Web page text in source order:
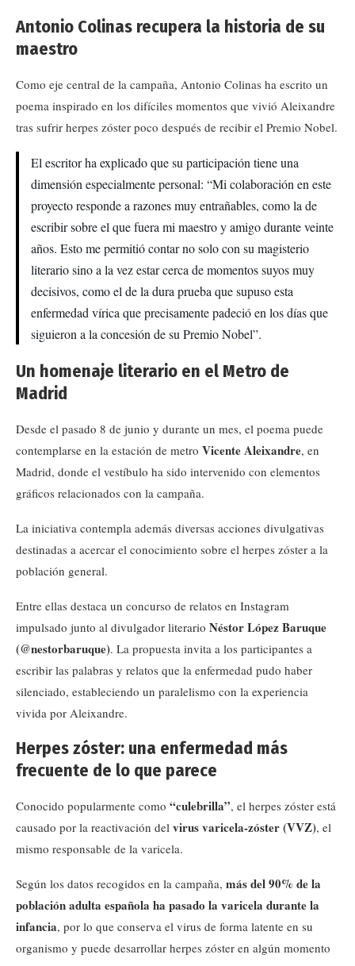
Antonio Colinas recupera la historia de su
maestro
Como eje central de la campaña, Antonio Colinas ha escrito un
poema inspirado en los difíciles momentos que vivió Aleixandre
tras sufrir herpes zóster poco después de recibir el Premio Nobel.
El escritor ha explicado que su participación tiene una
dimensión especialmente personal: “Mi colaboración en este
proyecto responde a razones muy entrañables, como la de
escribir sobre el que fuera mi maestro y amigo durante veinte
años. Esto me permitió contar no solo con su magisterio
literario sino a la vez estar cerca de momentos suyos muy
decisivos, como el de la dura prueba que supuso esta
enfermedad vírica que precisamente padeció en los días que
siguieron a la concesión de su Premio Nobel”.
Un homenaje literario en el Metro de
Madrid
Desde el pasado 8 de junio y durante un mes, el poema puede
contemplarse en la estación de metro Vicente Aleixandre, en
Madrid, donde el vestíbulo ha sido intervenido con elementos
gráficos relacionados con la campaña.
La iniciativa contempla además diversas acciones divulgativas
destinadas a acercar el conocimiento sobre el herpes zóster a la
población general.
Entre ellas destaca un concurso de relatos en Instagram
impulsado junto al divulgador literario Néstor López Baruque
(@nestorbaruque). La propuesta invita a los participantes a
escribir las palabras y relatos que la enfermedad pudo haber
silenciado, estableciendo un paralelismo con la experiencia
vivida por Aleixandre.
Herpes zóster: una enfermedad más
frecuente de lo que parece
Conocido popularmente como “culebrilla”, el herpes zóster está
causado por la reactivación del virus varicela-zóster (VVZ), el
mismo responsable de la varicela.
Según los datos recogidos en la campaña, más del 90% de la
población adulta española ha pasado la varicela durante la
infancia, por lo que conserva el virus de forma latente en su
organismo y puede desarrollar herpes zóster en algún momento